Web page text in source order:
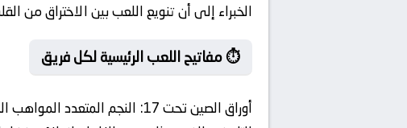
الخبراء إلى أن تنويع اللعب بين الاختراق من
⏱️ مفاتيح اللعب الرئيسية لكل فريق
أوراق الصين تحت 17:
النجم المتعدد المواهب